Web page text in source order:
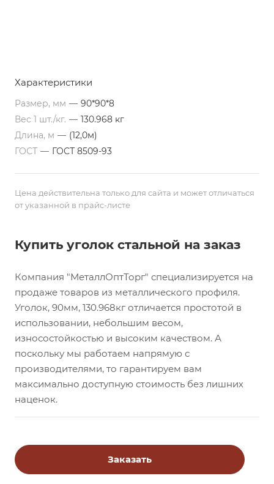
Характеристики
Размер, мм — 90*90*8
Вес 1 шт./кг. — 130.968 кг
Длина, м — (12,0м)
ГОСТ — ГОСТ 8509-93
Цена действительна только для сайта и может отличаться
от указанной в прайс-листе
Купить уголок стальной на заказ
Компания "МеталлОптТорг" специализируется на
продаже товаров из металлического профиля.
Уголок, 90мм, 130.968кг отличается простотой в
использовании, небольшим весом,
износостойкостью и высоким качеством. А
поскольку мы работаем напрямую с
производителями, то гарантируем вам
максимально доступную стоимость без лишних
наценок.
Заказать